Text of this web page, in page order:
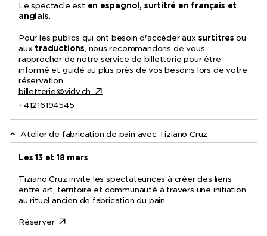
Le spectacle est en espagnol, surtitré en français et
anglais.
Pour les publics qui ont besoin d'accéder aux surtitres ou
aux traductions, nous recommandons de vous
rapprocher de notre service de billetterie pour être
informé et guidé au plus près de vos besoins lors de votre
réservation.
billetterie@vidy.ch
+41216194545
Atelier de fabrication de pain avec Tiziano Cruz
Les 13 et 18 mars
Tiziano Cruz invite les spectateurices à créer des liens
entre art, territoire et communauté à travers une initiation
au rituel ancien de fabrication du pain.
Réserver